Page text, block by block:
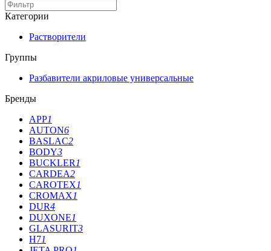
Категории
Растворители
Группы
Разбавители акриловые универсальные
Бренды
APP1
AUTON6
BASLAC2
BODY3
BUCKLER 1
CARDEA2
CAROTEX1
CROMAX1
DUR4
DUXONE1
GLASURIT3
H71